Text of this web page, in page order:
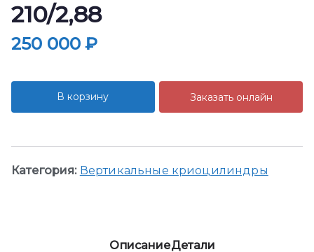
210/2,88
250 000₽
В корзину Заказать онлайн
Категория: Вертикальные криоцилиндры
ОписаниеДетали